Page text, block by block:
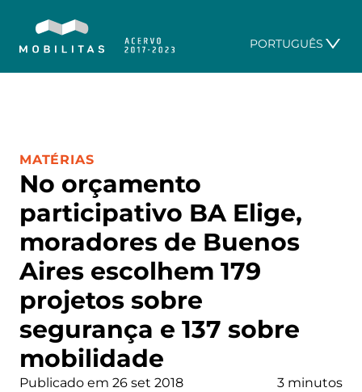
PORTUGUÊS
No orçamento
participativo BA Elige,
moradores de Buenos
Aires escolhem 179
projetos sobre
segurança e 137 sobre
mobilidade
CATEGORIA:
MATÉRIAS
Publicado em 26 set 2018 3 minutos